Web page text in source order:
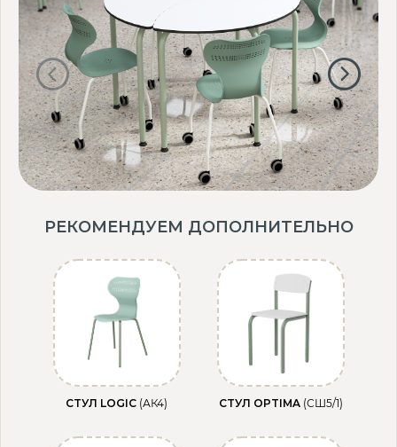
РЕКОМЕНДУЕМ ДОПОЛНИТЕЛЬНО
СТУЛ LOGIC (АК4) СТУЛ OPTIMA (СШ5/1)